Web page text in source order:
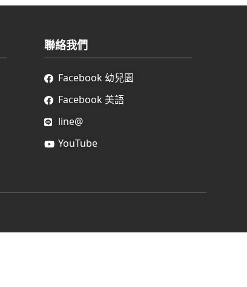
聯絡我們
Facebook 幼兒園
Facebook 美語
line@
YouTube